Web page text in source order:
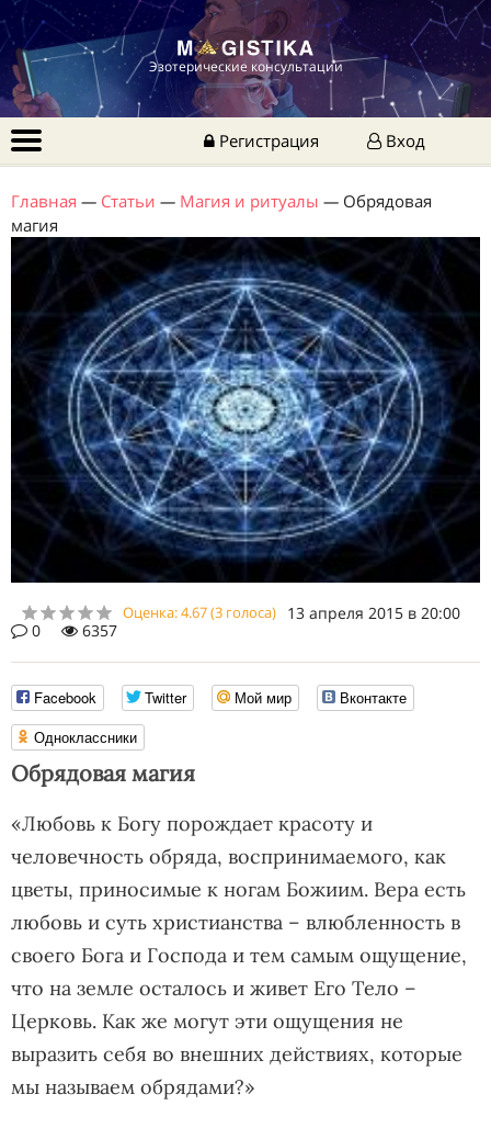
Эзотерические консультации
Регистрация Вход
Главная — Статьи — Магия и ритуалы — Обрядовая
магия
Оценка:4.67(3 голоса)
13 апреля 2015 в 20:00
0
6357
Facebook Twitter Мой мир
Вконтакте
Одноклассники
Обрядовая магия
«Любовь к Богу порождает красоту и
человечность обряда, воспринимаемого, как
цветы, приносимые к ногам Божиим. Вера есть
любовь и суть христианства – влюбленность в
своего Бога и Господа и тем самым ощущение,
что на земле осталось и живет Его Тело –
Церковь. Как же могут эти ощущения не
выразить себя во внешних действиях, которые
мы называем обрядами?»